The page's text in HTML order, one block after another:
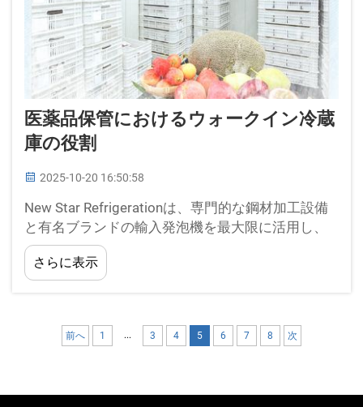
医薬品保管におけるウォークイン冷蔵
庫の役割
2025-10-20 16:50:58
New Star Refrigerationは、専門的な鋼材加工設備
と有名ブランドの輸入発泡機を最大限に活用し、
高品質な製品を提供しています。パネルやカスタ
マイズドアから冷凍装置部品に至るまで、New
Star Refriger...
さらに表示
前へ 1 ... 3 4 5 6 7 8 次